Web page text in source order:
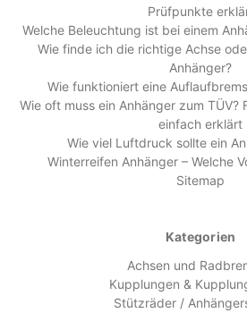
Prüfpunkte
Welche Beleuchtung ist bei einem
Wie finde ich die richtige Achse
Anhänger?
Wie funktioniert eine
Wie oft muss ein Anhänger zum TÜV?
einfach erklärt
Wie viel Luftdruck sollte ein
Winterreifen Anhänger – Welche
Sitemap
Kategorien
Achsen und
Kupplungen &
Stützräder /